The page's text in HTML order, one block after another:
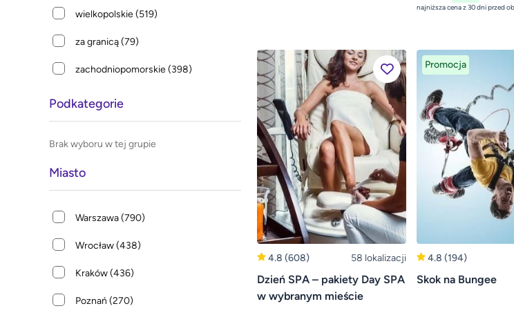
wielkopolskie(519)
za granicą(79)
zachodniopomorskie(398)
Podkategorie
Brak wyboru w tej grupie
Miasto
Warszawa(790)
Wrocław(438)
Kraków(436)
Poznań (270)
4.8 (608) 58 lokalizacji
Dzień SPA – pakiety Day SPA
w wybranym mieście
Promocja
4.8 (194)
Skok na Bungee